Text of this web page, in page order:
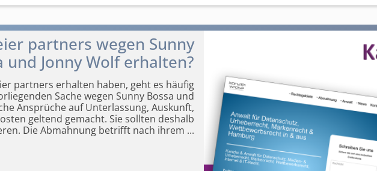
partners wegen Sunny
und Jonny Wolf erhalten?
partners erhalten haben, geht es häufig
Sache wegen Sunny Bossa und
Ansprüche auf Unterlassung, Auskunft,
geltend gemacht. Sie sollten deshalb
Die Abmahnung betrifft nach ihrem ...